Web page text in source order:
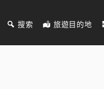
搜索 旅遊目的地